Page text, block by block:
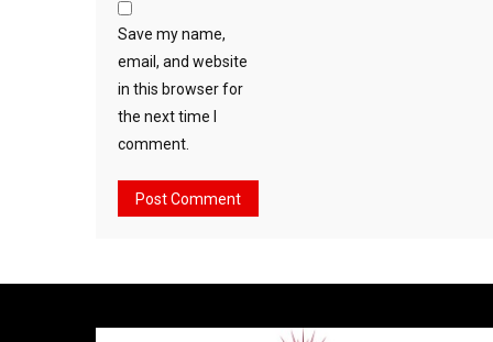
Save my name,
email, and website
in this browser for
the next time I
comment.